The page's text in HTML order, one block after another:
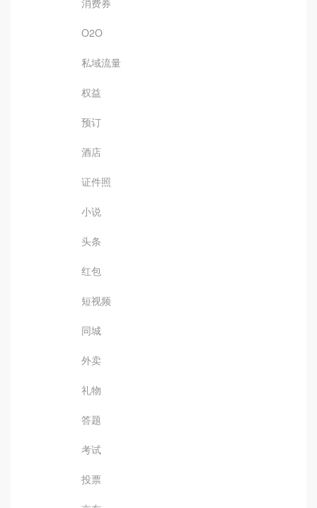
消费券
O2O
私域流量
权益
预订
酒店
证件照
小说
头条
红包
短视频
同城
外卖
礼物
答题
考试
投票